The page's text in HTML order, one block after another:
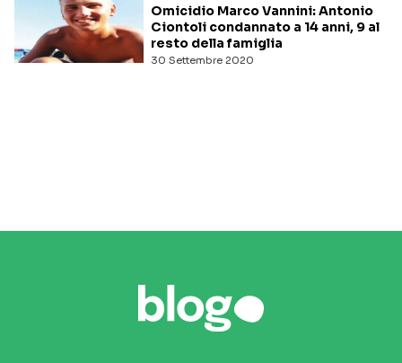
30 Settembre 2020
Omicidio Marco Vannini: Antonio
Ciontoli condannato a 14 anni, 9 al
resto della famiglia